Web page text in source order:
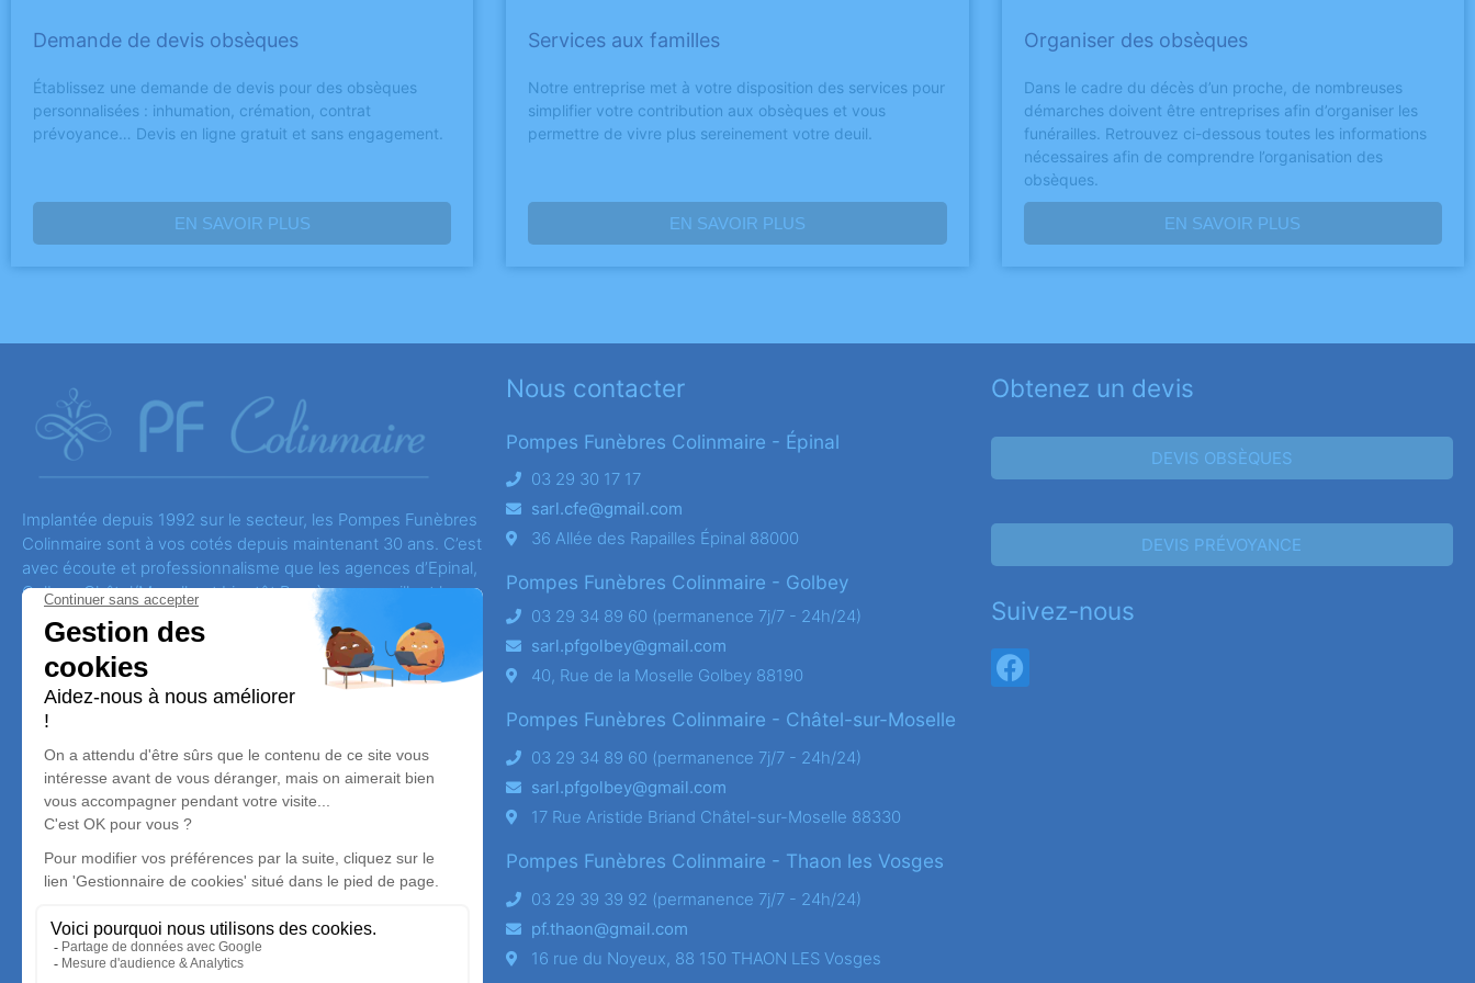
Demande de devis obsèques
Établissez une demande de devis pour des obsèques
personnalisées : inhumation, crémation, contrat
prévoyance… Devis en ligne gratuit et sans engagement.
EN SAVOIR PLUS
Services aux familles
Notre entreprise met à votre disposition des services pour
simplifier votre contribution aux obsèques et vous
permettre de vivre plus sereinement votre deuil.
EN SAVOIR PLUS
Organiser des obsèques
Dans le cadre du décès d’un proche, de nombreuses
démarches doivent être entreprises afin d’organiser les
funérailles. Retrouvez ci-dessous toutes les informations
nécessaires afin de comprendre l’organisation des
obsèques.
EN SAVOIR PLUS
Implantée depuis 1992 sur le secteur, les Pompes Funèbres
Colinmaire sont à vos cotés depuis maintenant 30 ans. C’est
avec écoute et professionnalisme que les agences d’Epinal,
Golbey, Châtel/Moselle et bientôt Bruyères accueillent les
familles et leurs proches, en les conseillant au mieux dans
l’organisation d’obsèques.
Mentions légales
Nous contacter
Pompes Funèbres Colinmaire - Épinal
03 29 30 17 17
sarl.cfe@gmail.com
36 Allée des Rapailles Épinal 88000
Pompes Funèbres Colinmaire - Golbey
03 29 34 89 60 (permanence 7j/7 - 24h/24)
sarl.pfgolbey@gmail.com
40, Rue de la Moselle Golbey 88190
Pompes Funèbres Colinmaire - Châtel-sur-Moselle
03 29 34 89 60 (permanence 7j/7 - 24h/24)
sarl.pfgolbey@gmail.com
17 Rue Aristide Briand Châtel-sur-Moselle 88330
Pompes Funèbres Colinmaire - Thaon les Vosges
03 29 39 39 92 (permanence 7j/7 - 24h/24)
pf.thaon@gmail.com
16 rue du Noyeux, 88 150 THAON LES Vosges
Obtenez un devis
DEVIS OBSÈQUES
DEVIS PRÉVOYANCE
Suivez-nous